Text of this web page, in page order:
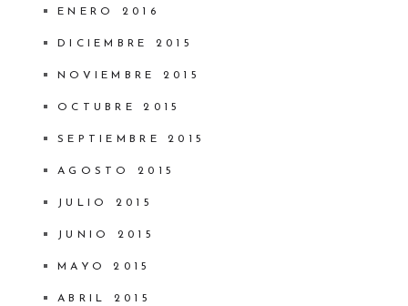
ENERO 2016
DICIEMBRE 2015
NOVIEMBRE 2015
OCTUBRE 2015
SEPTIEMBRE 2015
AGOSTO 2015
JULIO 2015
JUNIO 2015
MAYO 2015
ABRIL 2015